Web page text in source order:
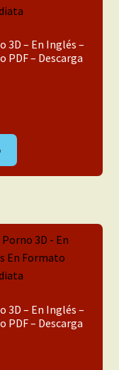
3D – En Inglés –
PDF – Descarga
3D – En Inglés –
PDF – Descarga